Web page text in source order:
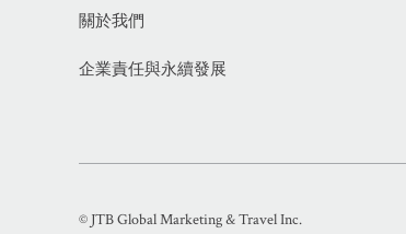
關於我們
企業責任與永續發展
© JTB Global Marketing & Travel Inc.